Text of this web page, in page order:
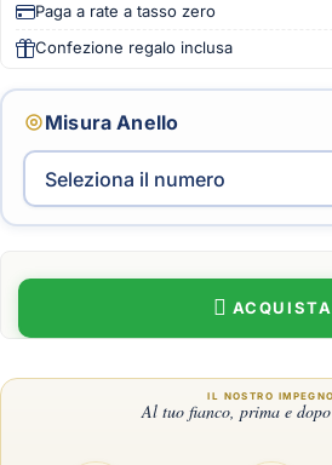
Paga a rate a tasso zero
Confezione regalo inclusa
Misura Anello
ACQUISTA